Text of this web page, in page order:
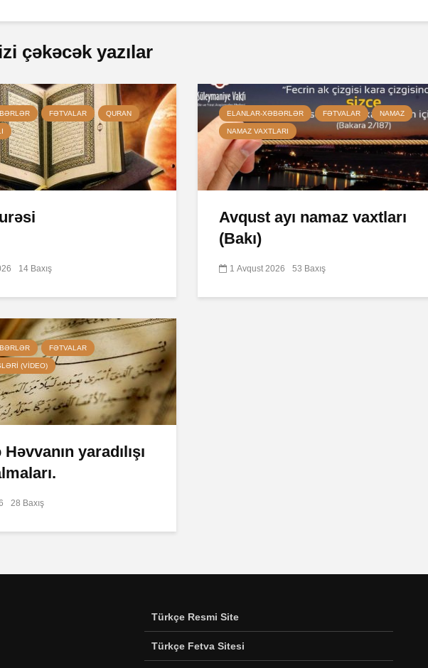
çəkəcək yazılar
FƏTVALAR QURAN
14 Baxış
ELANLAR-XƏBƏRLƏR FƏTVALAR NAMAZ
NAMAZ VAXTLARI
Avqust ayı namaz vaxtları
(Bakı)
1 Avqust 2026 53 Baxış
FƏTVALAR
(VIDEO)
yaradılışı
28 Baxış
Türkçe Resmi Site
Türkçe Fetva Sitesi